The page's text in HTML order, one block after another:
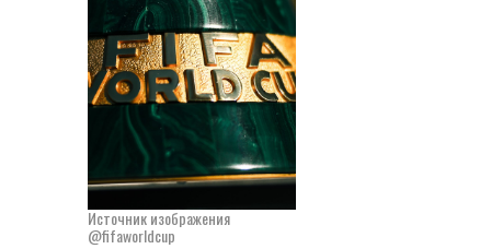
Источник изображения
@fifaworldcup